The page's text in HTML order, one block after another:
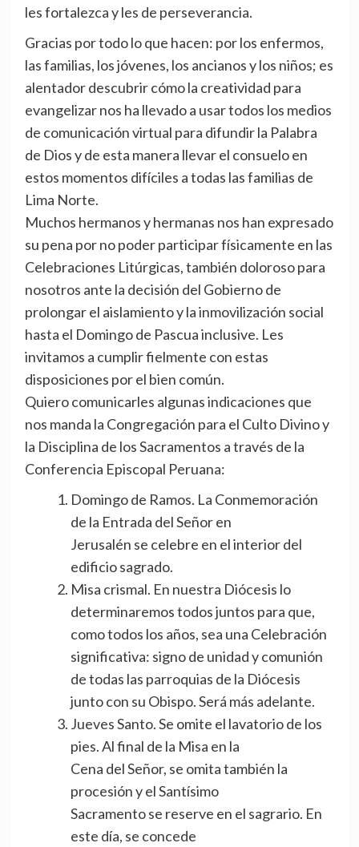
les fortalezca y les de perseverancia.
Gracias por todo lo que hacen: por los enfermos,
las familias, los jóvenes, los ancianos y los niños; es
alentador descubrir cómo la creatividad para
evangelizar nos ha llevado a usar todos los medios
de comunicación virtual para difundir la Palabra
de Dios y de esta manera llevar el consuelo en
estos momentos difíciles a todas las familias de
Lima Norte.
Muchos hermanos y hermanas nos han expresado
su pena por no poder participar físicamente en las
Celebraciones Litúrgicas, también doloroso para
nosotros ante la decisión del Gobierno de
prolongar el aislamiento y la inmovilización social
hasta el Domingo de Pascua inclusive. Les
invitamos a cumplir fielmente con estas
disposiciones por el bien común.
Quiero comunicarles algunas indicaciones que
nos manda la Congregación para el Culto Divino y
la Disciplina de los Sacramentos a través de la
Conferencia Episcopal Peruana:
Domingo de Ramos. La Conmemoración
de la Entrada del Señor en
Jerusalén se celebre en el interior del
edificio sagrado.
Misa crismal. En nuestra Diócesis lo
determinaremos todos juntos para que,
como todos los años, sea una Celebración
significativa: signo de unidad y comunión
de todas las parroquias de la Diócesis
junto con su Obispo. Será más adelante.
Jueves Santo. Se omite el lavatorio de los
pies. Al final de la Misa en la
Cena del Señor, se omita también la
procesión y el Santísimo
Sacramento se reserve en el sagrario. En
este día, se concede